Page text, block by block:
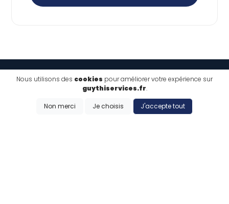
Nous utilisons des cookies pour améliorer votre expérience sur
guythiservices.fr.
Non merci Je choisis J'accepte tout